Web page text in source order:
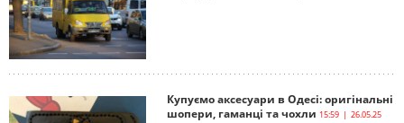
Купуємо аксесуари в Одесі: оригінальні
шопери, гаманці та чохли 15:59 | 26.05.25